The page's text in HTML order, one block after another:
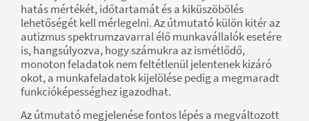
hatás mértékét, időtartamát és a kiküszöbölés
lehetőségét kell mérlegelni. Az útmutató külön kitér az
autizmus spektrumzavarral élő munkavállalók esetére
is, hangsúlyozva, hogy számukra az ismétlődő,
monoton feladatok nem feltétlenül jelentenek kizáró
okot, a munkafeladatok kijelölése pedig a megmaradt
funkcióképességhez igazodhat.
Az útmutató megjelenése fontos lépés a megváltozott